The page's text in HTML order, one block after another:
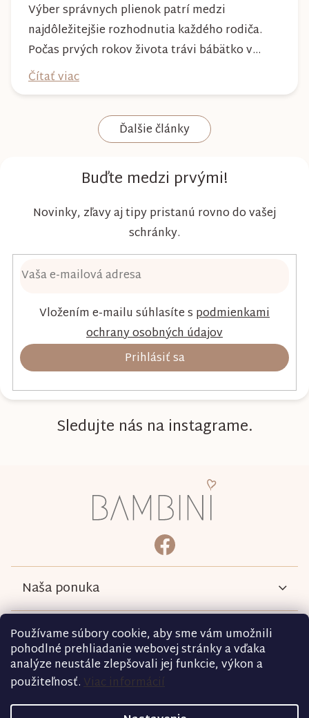
Používame súbory cookie, aby sme vám umožnili
pohodlné prehliadanie webovej stránky a vďaka
analýze neustále zlepšovali jej funkcie, výkon a
použiteľnosť.Viac informácií
Výber správnych plienok patrí medzi
najdôležitejšie rozhodnutia každého rodiča.
Počas prvých rokov života trávi bábätko v
plienke väčšinu dňa, preto by mala poskytovať
nielen spoľahlivú ochranu, ale aj maximálny
komfort a šetrnosť k citlivej pokožke. Plienky
Kim & Kimmy boli vyvinuté s dôrazom na
Čítať viac
Ďalšie články
Buďte medzi prvými!
Novinky, zľavy aj tipy pristanú rovno do vašej
schránky.
Vložením e-mailu súhlasíte s podmienkami
ochrany osobných údajov
Prihlásiť sa
Sledujte nás na instagrame.
bambini.kociky
https://www.facebook.com/
Naša ponuka
Informácie
Podmienky